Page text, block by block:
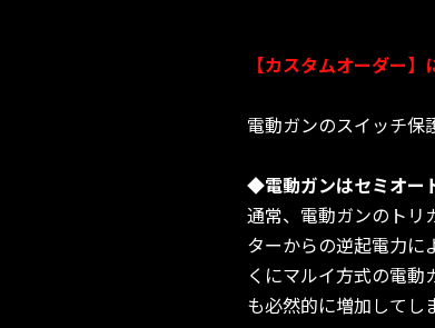
【カスタムオーダー
電動ガンのスイッチ保
◆電動ガンはセミオー
通常、電動ガンのトリ
ターからの逆起電力に
くにマルイ方式の電
も必然的に増加してし